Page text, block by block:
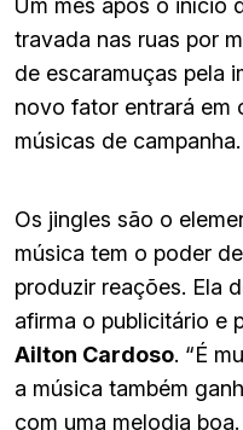
Um mês após o início
travada nas ruas por
de escaramuças pela
novo fator entrará em
músicas de campanha.
Os jingles são o
música tem o poder
produzir reações. Ela
afirma o publicitário e
Ailton Cardoso. “É
a música também
com uma melodia